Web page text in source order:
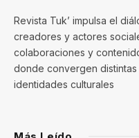
Revista Tuk’ impulsa el
creadores y actores
colaboraciones y
donde convergen
identidades culturales